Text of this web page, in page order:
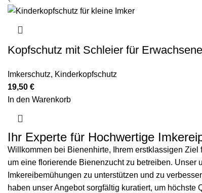
Kopfschutz mit Schleier für Erwachsene
Imkerschutz, Kinderkopfschutz
19,50 €
In den Warenkorb
Ihr Experte für Hochwertige
Willkommen bei Bienenhirte, Ihrem erstklassigen
um eine florierende Bienenzucht zu betreiben. Unser
Imkereibemühungen zu unterstützen und zu
haben unser Angebot sorgfältig kuratiert, um höchste